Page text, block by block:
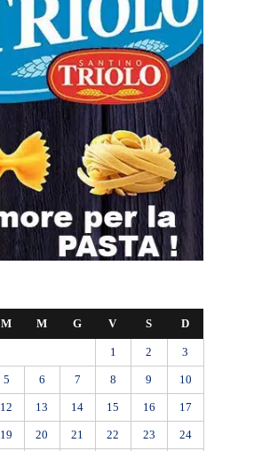
M M G V S D
1 2 3
5 6 7 8 9 10
12 13 14 15 16 17
19 20 21 22 23 24